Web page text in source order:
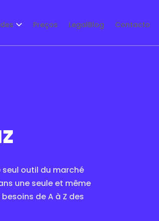
Preços LegalBlog Contacto
seul outil du marché
une seule et même
de A à Z des